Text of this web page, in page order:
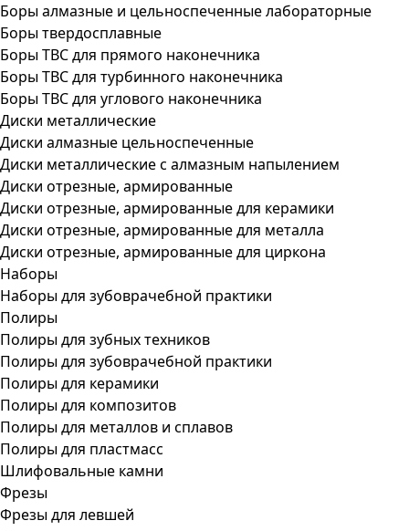
Боры алмазные и цельноспеченные лабораторные
Боры твердосплавные
Боры ТВС для прямого наконечника
Боры ТВС для турбинного наконечника
Боры ТВС для углового наконечника
Диски металлические
Диски алмазные цельноспеченные
Диски металлические с алмазным напылением
Диски отрезные, армированные
Диски отрезные, армированные для керамики
Диски отрезные, армированные для металла
Диски отрезные, армированные для циркона
Наборы
Наборы для зубоврачебной практики
Полиры
Полиры для зубных техников
Полиры для зубоврачебной практики
Полиры для керамики
Полиры для композитов
Полиры для металлов и сплавов
Полиры для пластмасс
Шлифовальные камни
Фрезы
Фрезы для левшей